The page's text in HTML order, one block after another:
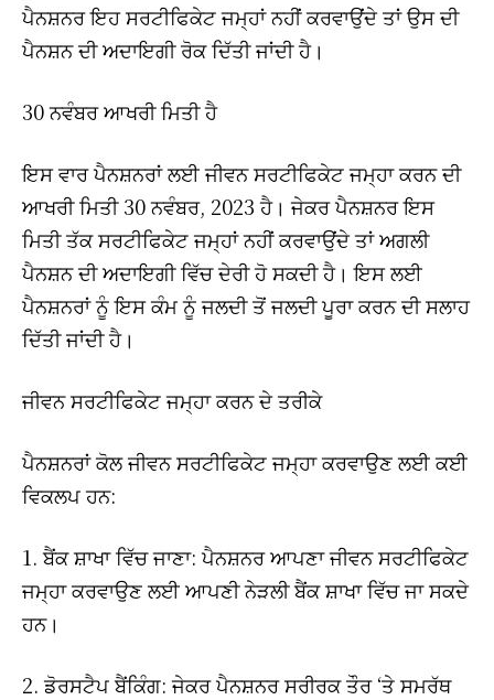
ਪੈਨਸ਼ਨਰ ਇਹ ਸਰਟੀਫਿਕੇਟ ਜਮ੍ਹਾਂ ਨਹੀਂ ਕਰਵਾਉਂਦੇ ਤਾਂ ਉਸ ਦੀ
ਪੈਨਸ਼ਨ ਦੀ ਅਦਾਇਗੀ ਰੋਕ ਦਿੱਤੀ ਜਾਂਦੀ ਹੈ।
30 ਨਵੰਬਰ ਆਖਰੀ ਮਿਤੀ ਹੈ
ਇਸ ਵਾਰ ਪੈਨਸ਼ਨਰਾਂ ਲਈ ਜੀਵਨ ਸਰਟੀਫਿਕੇਟ ਜਮ੍ਹਾ ਕਰਨ ਦੀ
ਆਖਰੀ ਮਿਤੀ 30 ਨਵੰਬਰ, 2023 ਹੈ। ਜੇਕਰ ਪੈਨਸ਼ਨਰ ਇਸ
ਮਿਤੀ ਤੱਕ ਸਰਟੀਫਿਕੇਟ ਜਮ੍ਹਾਂ ਨਹੀਂ ਕਰਵਾਉਂਦੇ ਤਾਂ ਅਗਲੀ
ਪੈਨਸ਼ਨ ਦੀ ਅਦਾਇਗੀ ਵਿੱਚ ਦੇਰੀ ਹੋ ਸਕਦੀ ਹੈ। ਇਸ ਲਈ
ਪੈਨਸ਼ਨਰਾਂ ਨੂੰ ਇਸ ਕੰਮ ਨੂੰ ਜਲਦੀ ਤੋਂ ਜਲਦੀ ਪੂਰਾ ਕਰਨ ਦੀ ਸਲਾਹ
ਦਿੱਤੀ ਜਾਂਦੀ ਹੈ।
ਜੀਵਨ ਸਰਟੀਫਿਕੇਟ ਜਮ੍ਹਾ ਕਰਨ ਦੇ ਤਰੀਕੇ
ਪੈਨਸ਼ਨਰਾਂ ਕੋਲ ਜੀਵਨ ਸਰਟੀਫਿਕੇਟ ਜਮ੍ਹਾ ਕਰਵਾਉਣ ਲਈ ਕਈ
ਵਿਕਲਪ ਹਨ:
1. ਬੈਂਕ ਸ਼ਾਖਾ ਵਿੱਚ ਜਾਣਾ: ਪੈਨਸ਼ਨਰ ਆਪਣਾ ਜੀਵਨ ਸਰਟੀਫਿਕੇਟ
ਜਮ੍ਹਾ ਕਰਵਾਉਣ ਲਈ ਆਪਣੀ ਨੇੜਲੀ ਬੈਂਕ ਸ਼ਾਖਾ ਵਿੱਚ ਜਾ ਸਕਦੇ
ਹਨ।
2. ਡੋਰਸਟੈਪ ਬੈਂਕਿੰਗ: ਜੇਕਰ ਪੈਨਸ਼ਨਰ ਸਰੀਰਕ ਤੌਰ ‘ਤੇ ਸਮਰੱਥ